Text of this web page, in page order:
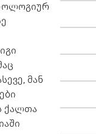
მან
ქალთა